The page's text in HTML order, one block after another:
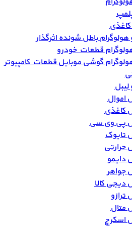
کاغذی
باطل شونده اثرگذار
قطعات خودرو
گوشی موبایل قطعات کامپیوتر
اموال
کاغذی
پی وی سی
تایوک
حرارتی
دایمو
جواهر
دیجی کالا
ترازو
متال
اسکرچ